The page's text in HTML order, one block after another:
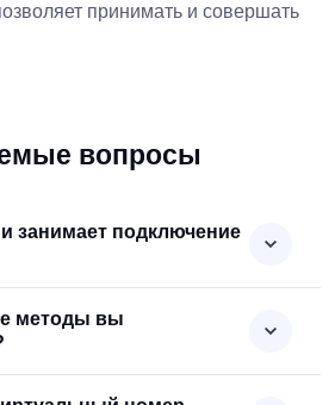
принимать и совершать
вопросы
занимает подключение
методы вы